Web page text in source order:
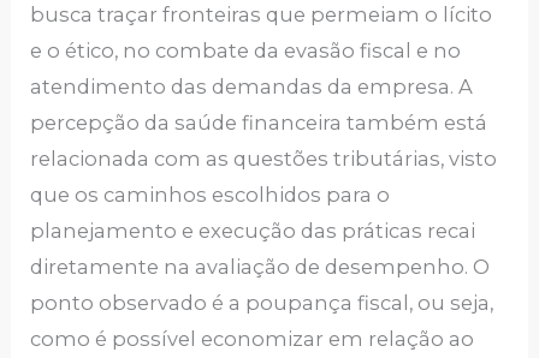
busca traçar fronteiras que permeiam o lícito
e o ético, no combate da evasão fiscal e no
atendimento das demandas da empresa. A
percepção da saúde financeira também está
relacionada com as questões tributárias, visto
que os caminhos escolhidos para o
planejamento e execução das práticas recai
diretamente na avaliação de desempenho. O
ponto observado é a poupança fiscal, ou seja,
como é possível economizar em relação ao